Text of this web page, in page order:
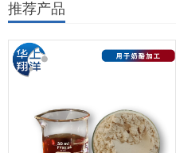
推荐产品